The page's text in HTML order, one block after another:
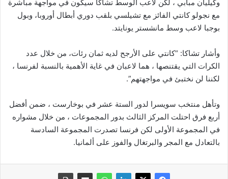
وكيليان مبابي ، لكن لاعب الوسط تشاكا سيكون في مواجهة مباشرة
مع نجولو كانتي الفائز مع تشيلسي بلقب دوري أبطال أوروبا، وبول
بوجبا لاعب وسط مانشستر يونايتد.
وأشار تشاكا: “كانتي على الأرجح لديه ثمان رئات، من خلال عدد
الكرات التي يقتنصها ، هما لاعبان في غاية الأهمية بالنسبة لفرنسا ،
لكننا لن نختبئ في مواجهتهم”.
وتأهل منتخب سويسرا لدور الستة عشر في بوخارست ، ضمن أفضل
أربع فرق احتلت المركز الثالث بدور المجموعات ، من خلال مشواره
في المجموعة الأولى لكن فرنسا تصدرت المجموعة السادسة
بالتعادل مع المجر والبرتغال والفوز على ألمانيا.